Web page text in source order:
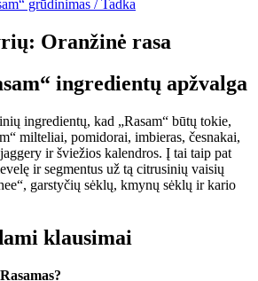
grūdinimas / Tadka
Oranžinė rasa
ingredientų apžvalga
ingredientų, kad „Rasam“ būtų tokie,
milteliai, pomidorai, imbieras, česnakai,
ir šviežios kalendros. Į tai taip pat
ir segmentus už tą citrusinių vaisių
garstyčių sėklų, kmynų sėklų ir kario
klausimai